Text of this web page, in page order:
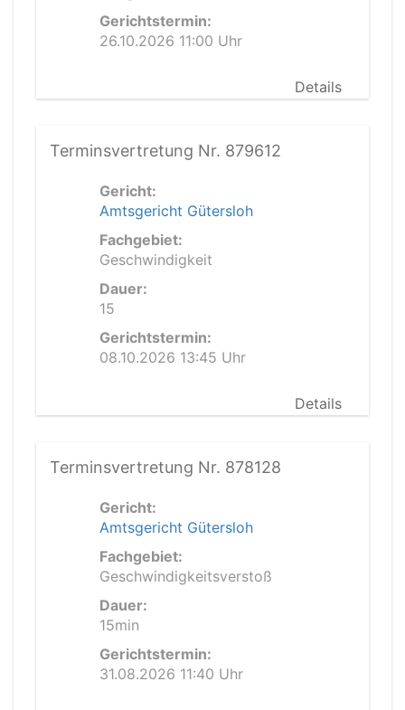
Gerichtstermin:
26.10.2026 11:00 Uhr
Details
Terminsvertretung Nr. 879612
Gericht:
Amtsgericht Gütersloh
Fachgebiet:
Geschwindigkeit
Dauer:
15
Gerichtstermin:
08.10.2026 13:45 Uhr
Details
Terminsvertretung Nr. 878128
Gericht:
Amtsgericht Gütersloh
Fachgebiet:
Geschwindigkeitsverstoß
Dauer:
15min
Gerichtstermin:
31.08.2026 11:40 Uhr